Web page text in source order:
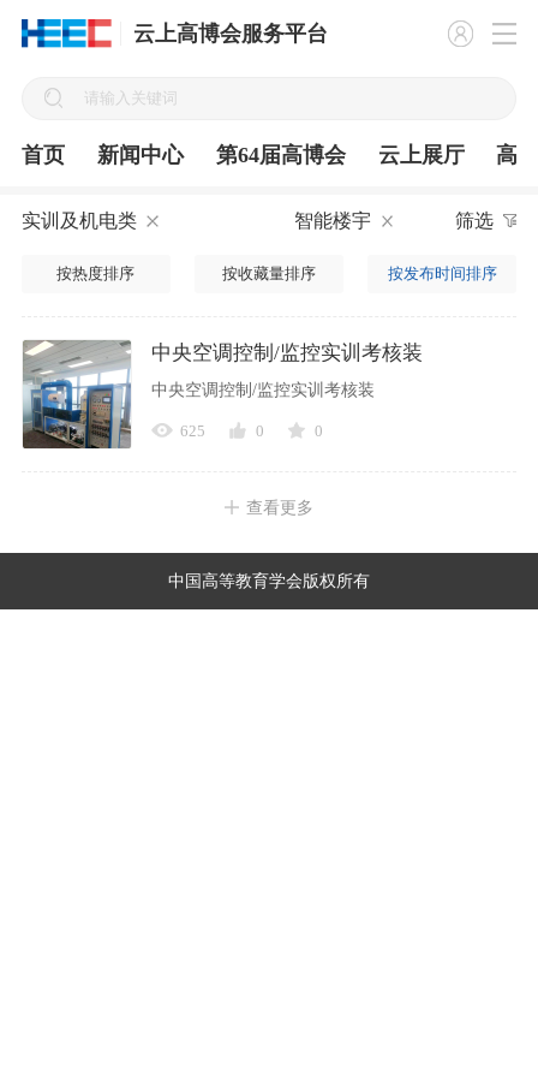
云上高博会服务平台
首页 新闻中心 第64届高博会 云上展厅 高
实训及机电类 智能楼宇 筛选
按热度排序 按收藏量排序 按发布时间排序
中央空调控制/监控实训考核装
中央空调控制/监控实训考核装
625 0 0
查看更多
中国高等教育学会版权所有